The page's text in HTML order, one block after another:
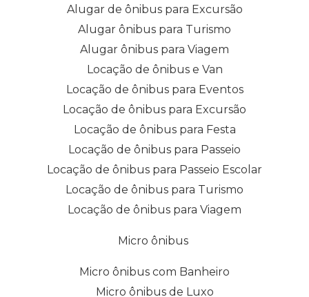
Alugar de ônibus para Excursão
Alugar ônibus para Turismo
Alugar ônibus para Viagem
Locação de ônibus e Van
Locação de ônibus para Eventos
Locação de ônibus para Excursão
Locação de ônibus para Festa
Locação de ônibus para Passeio
Locação de ônibus para Passeio Escolar
Locação de ônibus para Turismo
Locação de ônibus para Viagem
Micro ônibus
Micro ônibus com Banheiro
Micro ônibus de Luxo